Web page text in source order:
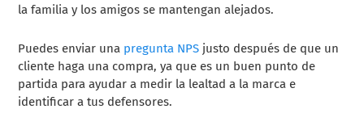
la familia y los amigos se mantengan alejados.
Puedes enviar una pregunta NPS justo después de que un
cliente haga una compra, ya que es un buen punto de
partida para ayudar a medir la lealtad a la marca e
identificar a tus defensores.